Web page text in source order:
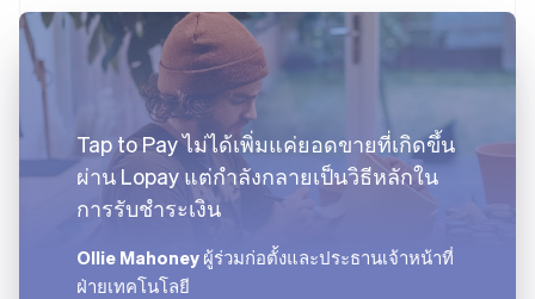
Tap to Pay ไม่ได้เพิ่มแค่ยอดขายที่เกิดขึ้น
ผ่าน Lopay แต่กำลังกลายเป็นวิธีหลักใน
การรับชำระเงิน
Ollie Mahoney ผู้ร่วมก่อตั้งและประธานเจ้าหน้าที่
ฝ่ายเทคโนโลยี